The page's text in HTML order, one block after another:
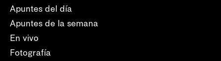
Apuntes del día
Apuntes de la semana
En vivo
Fotografía